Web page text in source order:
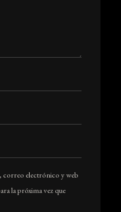
electrónico y web
la próxima vez que